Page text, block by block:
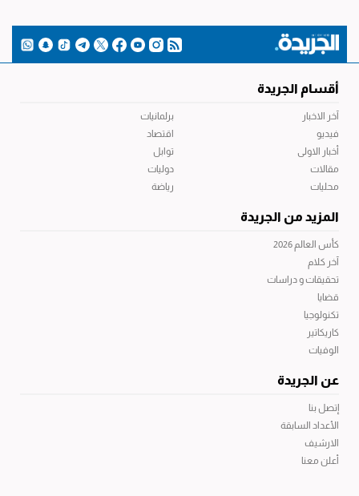
أقسام الجريدة
آخر الاخبار
فيديو
أخبار الاولى
مقالات
محليات
برلمانيات
اقتصاد
توابل
دوليات
رياضة
المزيد من الجريدة
كأس العالم 2026
آخر كلام
تحقيقات و دراسات
قضايا
تكنولوجيا
كاريكاتير
الوفيات
عن الجريدة
إتصل بنا
الأعداد السابقة
الارشيف
أعلن معنا